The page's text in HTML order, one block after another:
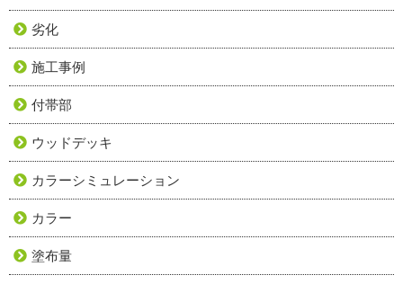
劣化
施工事例
付帯部
ウッドデッキ
カラーシミュレーション
カラー
塗布量